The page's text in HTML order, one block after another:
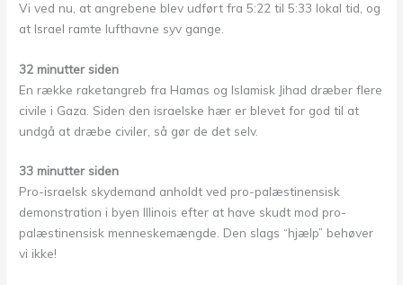
Vi ved nu, at angrebene blev udført fra 5:22 til 5:33 lokal tid, og
at Israel ramte lufthavne syv gange.
32 minutter siden
En række raketangreb fra Hamas og Islamisk Jihad dræber flere
civile i Gaza. Siden den israelske hær er blevet for god til at
undgå at dræbe civiler, så gør de det selv.
33 minutter siden
Pro-israelsk skydemand anholdt ved pro-palæstinensisk
demonstration i byen Illinois efter at have skudt mod pro-
palæstinensisk menneskemængde. Den slags “hjælp” behøver
vi ikke!